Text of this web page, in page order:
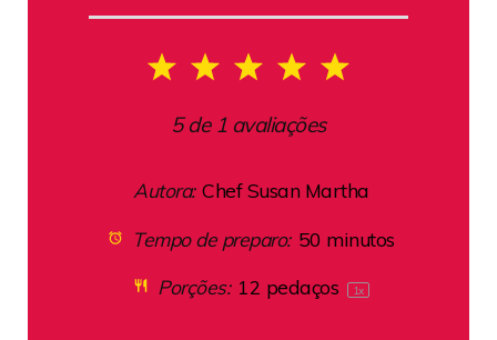
5
4
Stars
3
Stars
2
Stars
1
Star
5de 1avaliações
Autora: Chef Susan Martha
Tempo de preparo: 50 minutos
Porções: 12 pedaços 1x